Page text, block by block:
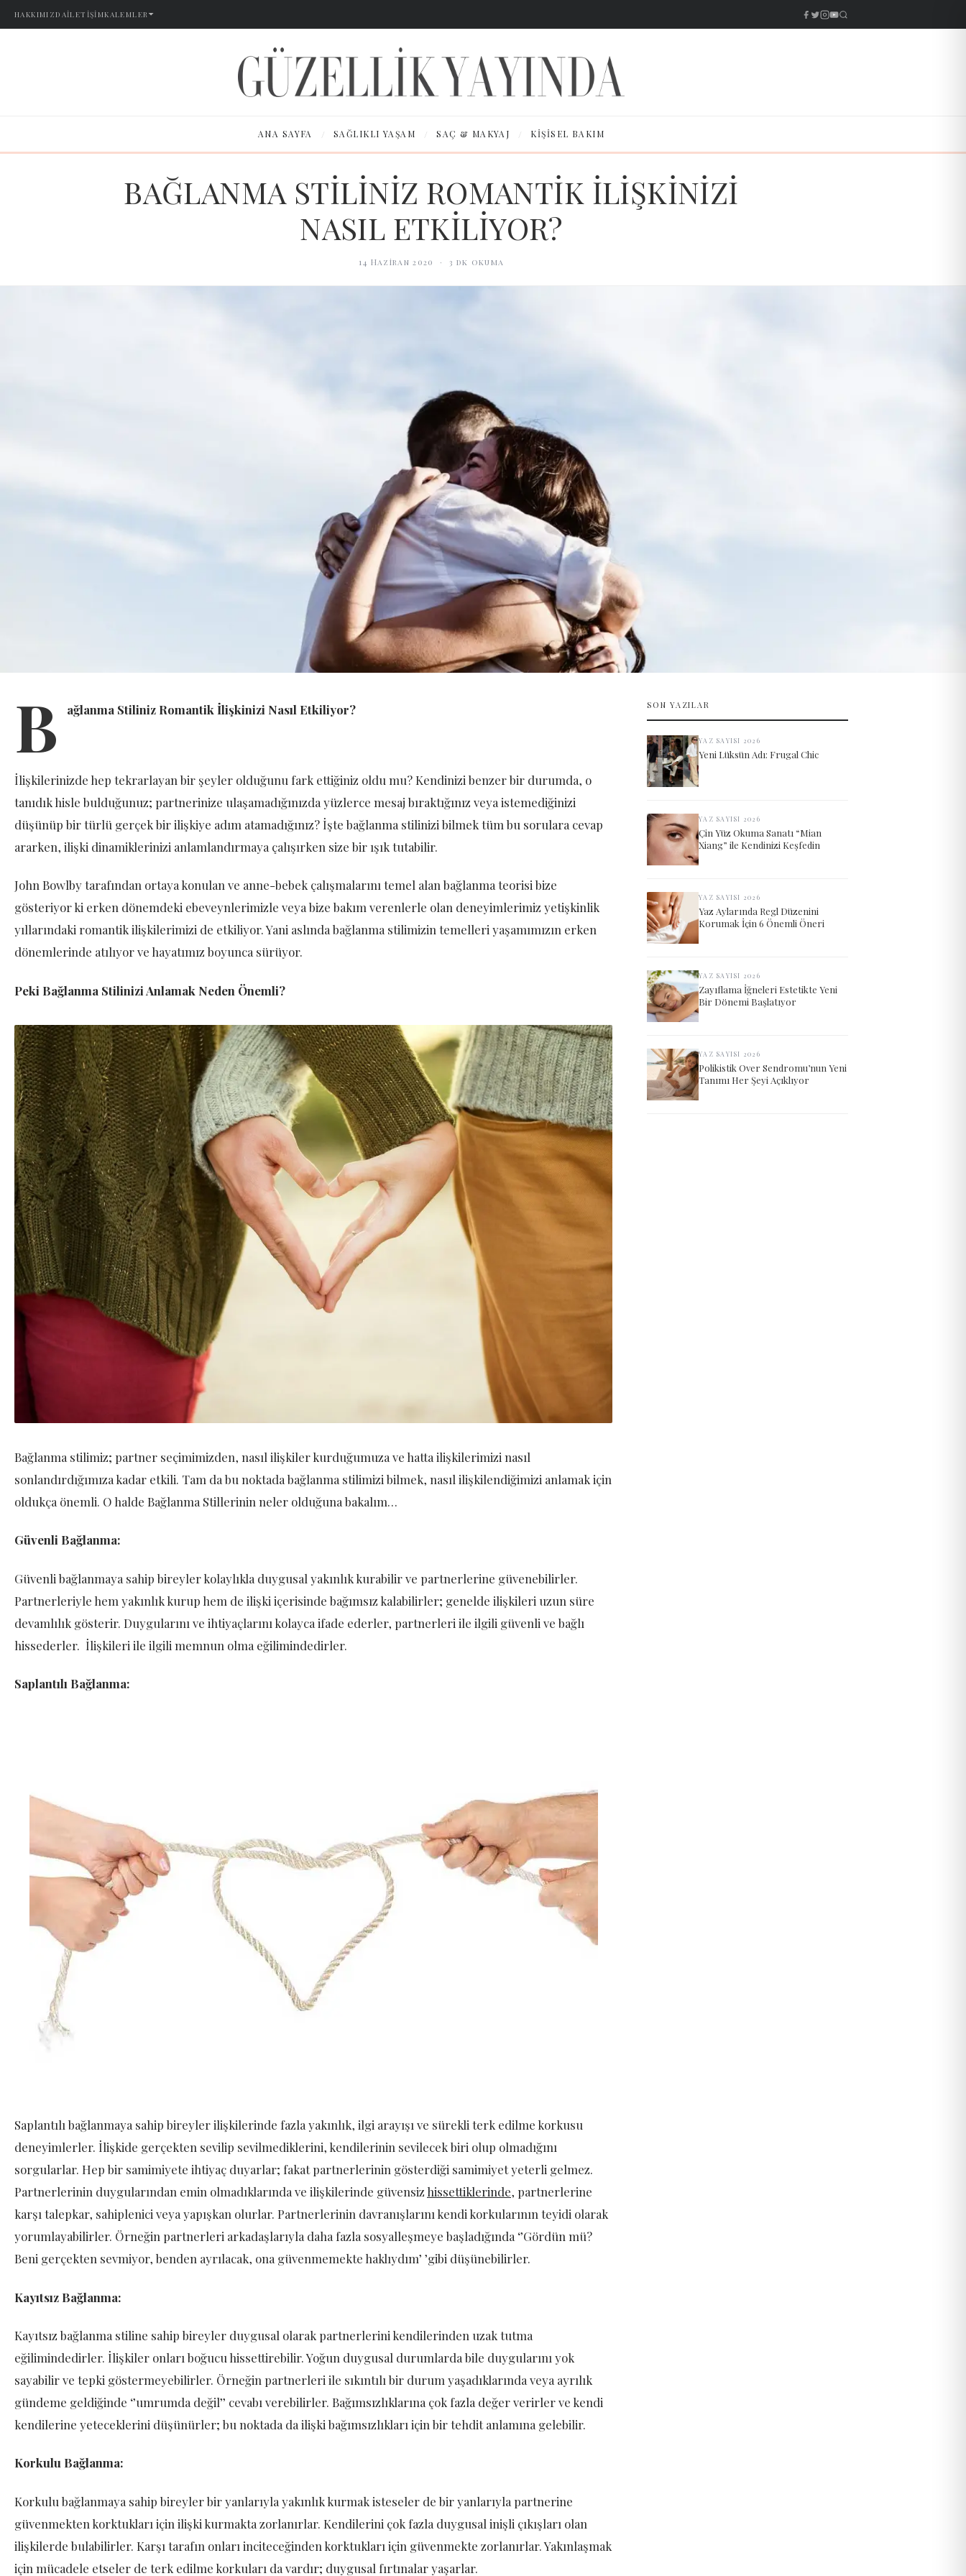
HAKKIMIZDAİLETIŞIMKALEMLER
ANA SAYFA / SAĞLIKLI YAŞAM / SAÇ & MAKYAJ / KIŞISEL BAKIM
BAĞLANMA STİLİNİZ ROMANTİK İLİŞKİNİZİ
NASIL ETKİLİYOR?
14 Haziran 2020 ·3 dk okuma
B ağlanma Stiliniz Romantik İlişkinizi Nasıl Etkiliyor?
İlişkilerinizde hep tekrarlayan bir şeyler olduğunu fark ettiğiniz oldu mu? Kendinizi benzer bir durumda, o
tanıdık hisle bulduğunuz; partnerinize ulaşamadığınızda yüzlerce mesaj bıraktığınız veya istemediğinizi
düşünüp bir türlü gerçek bir ilişkiye adım atamadığınız? İşte bağlanma stilinizi bilmek tüm bu sorulara cevap
ararken, ilişki dinamiklerinizi anlamlandırmaya çalışırken size bir ışık tutabilir.
John Bowlby tarafından ortaya konulan ve anne-bebek çalışmalarını temel alan bağlanma teorisi bize
gösteriyor ki erken dönemdeki ebeveynlerimizle veya bize bakım verenlerle olan deneyimlerimiz yetişkinlik
yıllarındaki romantik ilişkilerimizi de etkiliyor. Yani aslında bağlanma stilimizin temelleri yaşamımızın erken
dönemlerinde atılıyor ve hayatımız boyunca sürüyor.
Peki Bağlanma Stilinizi Anlamak Neden Önemli?
Bağlanma stilimiz; partner seçimimizden, nasıl ilişkiler kurduğumuza ve hatta ilişkilerimizi nasıl
sonlandırdığımıza kadar etkili. Tam da bu noktada bağlanma stilimizi bilmek, nasıl ilişkilendiğimizi anlamak için
oldukça önemli. O halde Bağlanma Stillerinin neler olduğuna bakalım…
Güvenli Bağlanma:
Güvenli bağlanmaya sahip bireyler kolaylıkla duygusal yakınlık kurabilir ve partnerlerine güvenebilirler.
Partnerleriyle hem yakınlık kurup hem de ilişki içerisinde bağımsız kalabilirler; genelde ilişkileri uzun süre
devamlılık gösterir. Duygularını ve ihtiyaçlarını kolayca ifade ederler, partnerleri ile ilgili güvenli ve bağlı
hissederler. İlişkileri ile ilgili memnun olma eğilimindedirler.
Saplantılı Bağlanma:
Saplantılı bağlanmaya sahip bireyler ilişkilerinde fazla yakınlık, ilgi arayışı ve sürekli terk edilme korkusu
deneyimlerler. İlişkide gerçekten sevilip sevilmediklerini, kendilerinin sevilecek biri olup olmadığını
sorgularlar. Hep bir samimiyete ihtiyaç duyarlar; fakat partnerlerinin gösterdiği samimiyet yeterli gelmez.
Partnerlerinin duygularından emin olmadıklarında ve ilişkilerinde güvensiz hissettiklerinde, partnerlerine
karşı talepkar, sahiplenici veya yapışkan olurlar. Partnerlerinin davranışlarını kendi korkularının teyidi olarak
yorumlayabilirler. Örneğin partnerleri arkadaşlarıyla daha fazla sosyalleşmeye başladığında ‘’Gördün mü?
Beni gerçekten sevmiyor, benden ayrılacak, ona güvenmemekte haklıydım’ ’gibi düşünebilirler.
Kayıtsız Bağlanma:
Kayıtsız bağlanma stiline sahip bireyler duygusal olarak partnerlerini kendilerinden uzak tutma
eğilimindedirler. İlişkiler onları boğucu hissettirebilir. Yoğun duygusal durumlarda bile duygularını yok
sayabilir ve tepki göstermeyebilirler. Örneğin partnerleri ile sıkıntılı bir durum yaşadıklarında veya ayrılık
gündeme geldiğinde ‘’umrumda değil’’ cevabı verebilirler. Bağımsızlıklarına çok fazla değer verirler ve kendi
kendilerine yeteceklerini düşünürler; bu noktada da ilişki bağımsızlıkları için bir tehdit anlamına gelebilir.
Korkulu Bağlanma:
Korkulu bağlanmaya sahip bireyler bir yanlarıyla yakınlık kurmak isteseler de bir yanlarıyla partnerine
güvenmekten korktukları için ilişki kurmakta zorlanırlar. Kendilerini çok fazla duygusal inişli çıkışları olan
ilişkilerde bulabilirler. Karşı tarafın onları inciteceğinden korktukları için güvenmekte zorlanırlar. Yakınlaşmak
için mücadele etseler de terk edilme korkuları da vardır; duygusal fırtınalar yaşarlar.
SON YAZILAR
YAZ SAYISI 2026
Yeni Lüksün Adı: Frugal Chic
YAZ SAYISI 2026
Çin Yüz Okuma Sanatı “Mian
Xiang” ile Kendinizi Keşfedin
YAZ SAYISI 2026
Yaz Aylarında Regl Düzenini
Korumak İçin 6 Önemli Öneri
YAZ SAYISI 2026
Zayıflama İğneleri Estetikte Yeni
Bir Dönemi Başlatıyor
YAZ SAYISI 2026
Polikistik Over Sendromu’nun Yeni
Tanımı Her Şeyi Açıklıyor